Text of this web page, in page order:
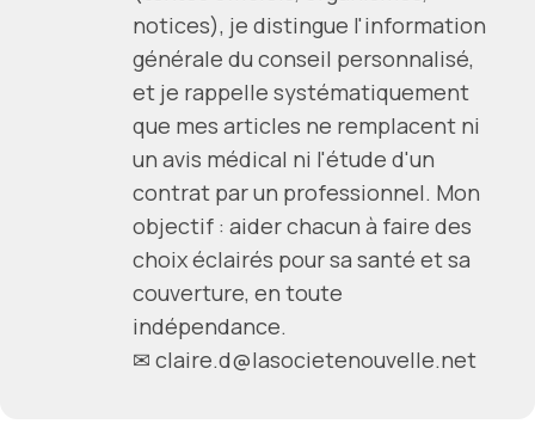
notices), je distingue l'information
générale du conseil personnalisé,
et je rappelle systématiquement
que mes articles ne remplacent ni
un avis médical ni l'étude d'un
contrat par un professionnel. Mon
objectif : aider chacun à faire des
choix éclairés pour sa santé et sa
couverture, en toute
indépendance.
✉ claire.d@lasocietenouvelle.net